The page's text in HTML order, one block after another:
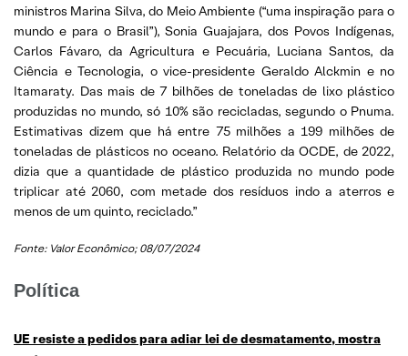
ministros Marina Silva, do Meio Ambiente (“uma inspiração para o
mundo e para o Brasil”), Sonia Guajajara, dos Povos Indígenas,
Carlos Fávaro, da Agricultura e Pecuária, Luciana Santos, da
Ciência e Tecnologia, o vice-presidente Geraldo Alckmin e no
Itamaraty. Das mais de 7 bilhões de toneladas de lixo plástico
produzidas no mundo, só 10% são recicladas, segundo o Pnuma.
Estimativas dizem que há entre 75 milhões a 199 milhões de
toneladas de plásticos no oceano. Relatório da OCDE, de 2022,
dizia que a quantidade de plástico produzida no mundo pode
triplicar até 2060, com metade dos resíduos indo a aterros e
menos de um quinto, reciclado.”
Fonte: Valor Econômico; 08/07/2024
Política
UE resiste a pedidos para adiar lei de desmatamento, mostra